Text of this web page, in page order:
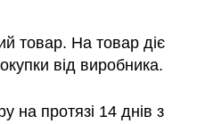
товар. На товар діє
від виробника.
на протязі 14 днів з